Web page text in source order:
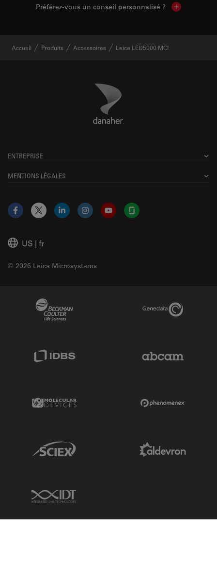
Préférez-vous un conseil personnalisé ? Show local
Accueil Produits Accessoires Leica LED5000 MCI
Danaher Logo
ENTREPRISE
MENTIONS LÉGALES
US | fr
© 2026 Leica Microsystems
Facebook
X LinkedInInstagramYouTubeGlassdoor
Genedata Link
IDBS Link
Molecular Devices Link
Sciex Link
IDT Link